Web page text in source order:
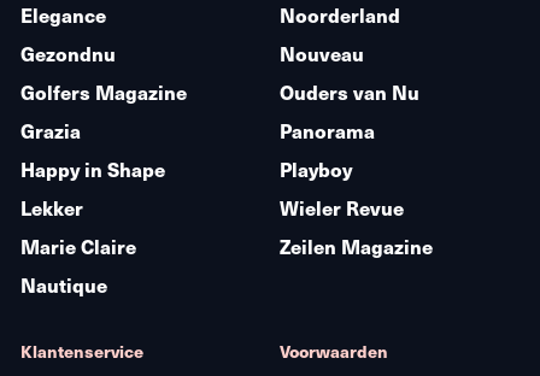
Elegance
Gezondnu
Golfers Magazine
Grazia
Happy in Shape
Lekker
Marie Claire
Nautique
Noorderland
Nouveau
Ouders van Nu
Panorama
Playboy
Wieler Revue
Zeilen Magazine
Klantenservice Voorwaarden